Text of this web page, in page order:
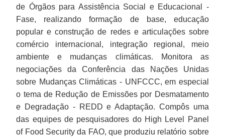
de Órgãos para Assistência Social e Educacional -
Fase, realizando formação de base, educação
popular e construção de redes e articulações sobre
comércio internacional, integração regional, meio
ambiente e mudanças climáticas. Monitora as
negociações da Conferência das Nações Unidas
sobre Mudanças Climáticas - UNFCCC, em especial
o tema de Redução de Emissões por Desmatamento
e Degradação - REDD e Adaptação. Compôs uma
das equipes de pesquisadores do High Level Panel
of Food Security da FAO, que produziu relatório sobre